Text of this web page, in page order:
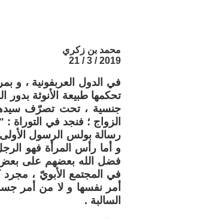
محمد بن زكري
2019 / 3 / 21
في الدول العربفونية ، و
تحكمها طبيعة الأنوثة
جنسية ، تحت تصرّف سيدها
رسالة بولس الرسول
في المجتمع الأبويّ ،
أمر نفسها و لا من أمر
السالبة .